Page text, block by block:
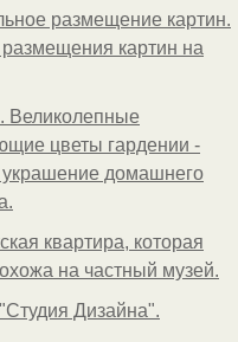
размещение картин.
картин на
Великолепные
цветы гардении -
украшение домашнего
квартира, которая
на частный музей.
Дизайна".